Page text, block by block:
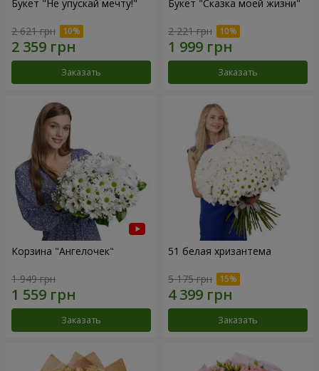
Букет "Не упускай мечту!"
2 621 грн
Заказать
Букет "Сказка моей жизни"
2 221 грн
Заказать
Корзина "Ангелочек"
1 949 грн
Заказать
51 белая хризантема
5 175 грн
Заказать